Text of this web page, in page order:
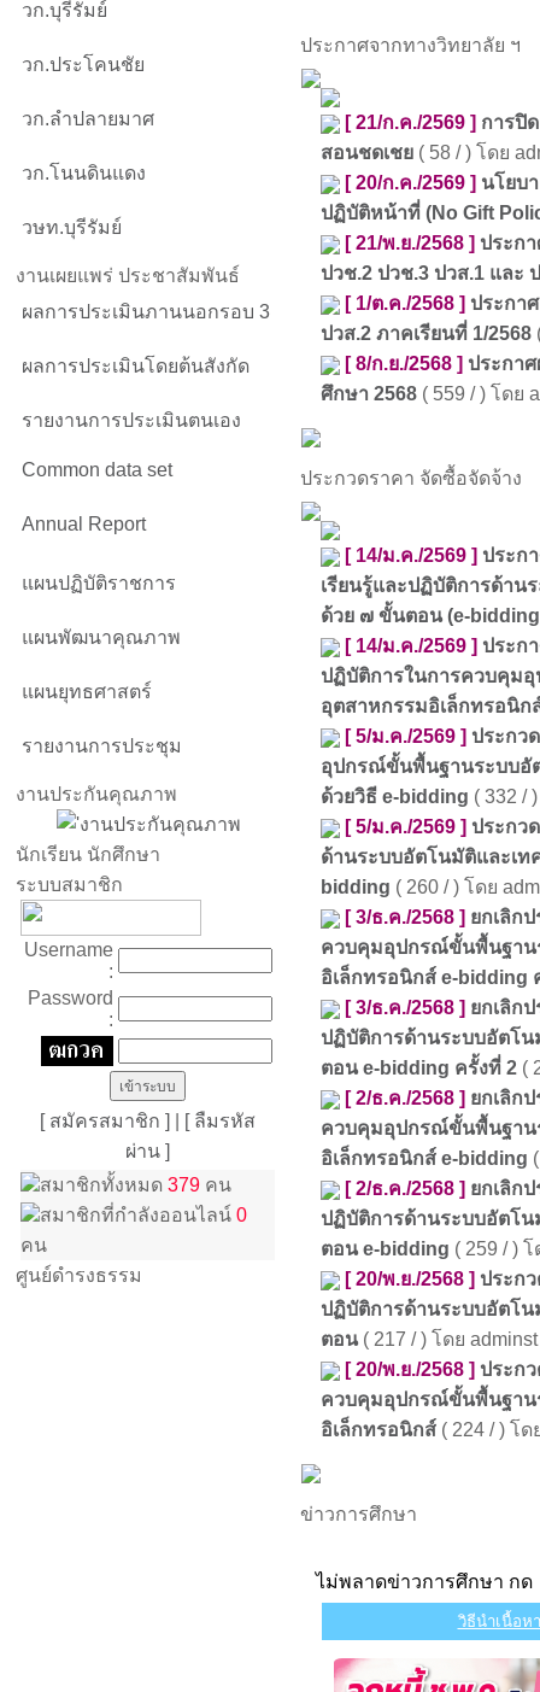
วก.บุรีรัมย์
วก.ประโคนชัย
วก.ลำปลายมาศ
วก.โนนดินแดง
วษท.บุรีรัมย์
งานเผยแพร่ ประชาสัมพันธ์
ผลการประเมินภานนอกรอบ 3
ผลการประเมินโดยต้นสังกัด
รายงานการประเมินตนเอง
Common data set
Annual Report
แผนปฏิบัติราชการ
แผนพัฒนาคุณภาพ
แผนยุทธศาสตร์
รายงานการประชุม
งานประกันคุณภาพ
นักเรียน นักศึกษา
ระบบสมาชิก
Username
:
Password
:
[ สมัครสมาชิก ]
[ ลืมรหัส
ผ่าน ]
สมาชิกทั้งหมด 379 คน
สมาชิกที่กำลังออนไลน์ 0
คน
ศูนย์ดำรงธรรม
ประกาศจากทางวิทยาลัย ฯ
[ 21/ก.ค./2569 ] การปิ
สอนชดเชย( 58 / ) โดย
[ 20/ก.ค./2569 ] นโยบ
ปฏิบัติหน้าที่ (No Gift
[ 21/พ.ย./2568 ] ประก
ปวช.2 ปวช.3 ปวส.1 และ
[ 1/ต.ค./2568 ] ประกา
ปวส.2 ภาคเรียนที่ 1/2568
[ 8/ก.ย./2568 ] ประกา
ศึกษา 2568( 559 / ) โดย
ประกวดราคา จัดซื้อจัดจ้าง
[ 14/ม.ค./2569 ] ประก
เรียนรู้และปฏิบัติการด้าน
ด้วย ๗ ขั้นตอน (e-
[ 14/ม.ค./2569 ] ประก
ปฏิบัติการในการควบคุม
อุตสาหกรรมอิเล็กทรอนิก
[ 5/ม.ค./2569 ] ประกว
อุปกรณ์ขั้นพื้นฐานระบบอั
ด้วยวิธี e-bidding ( 332 /
[ 5/ม.ค./2569 ] ประกว
ด้านระบบอัตโนมัติและเ
bidding ( 260 / ) โดย
[ 3/ธ.ค./2568 ] ยกเลิก
ควบคุมอุปกรณ์ขั้นพื้นฐาน
อิเล็กทรอนิกส์ e-bidding
[ 3/ธ.ค./2568 ] ยกเลิก
ปฏิบัติการด้านระบบอัตโ
ตอน e-bidding ครั้งที่ 2(
[ 2/ธ.ค./2568 ] ยกเลิก
ควบคุมอุปกรณ์ขั้นพื้นฐาน
อิเล็กทรอนิกส์ e-bidding
[ 2/ธ.ค./2568 ] ยกเลิก
ปฏิบัติการด้านระบบอัตโ
ตอน e-bidding ( 259 / )
[ 20/พ.ย./2568 ] ประก
ปฏิบัติการด้านระบบอัตโ
ตอน( 217 / ) โดย adminst
[ 20/พ.ย./2568 ] ประก
ควบคุมอุปกรณ์ขั้นพื้นฐาน
อิเล็กทรอนิกส์( 224 / ) โด
ข่าวการศึกษา